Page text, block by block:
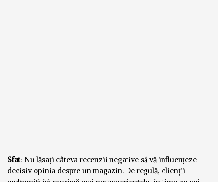
Sfat: Nu lăsați câteva recenzii negative să vă influențeze
decisiv opinia despre un magazin. De regulă, clienții